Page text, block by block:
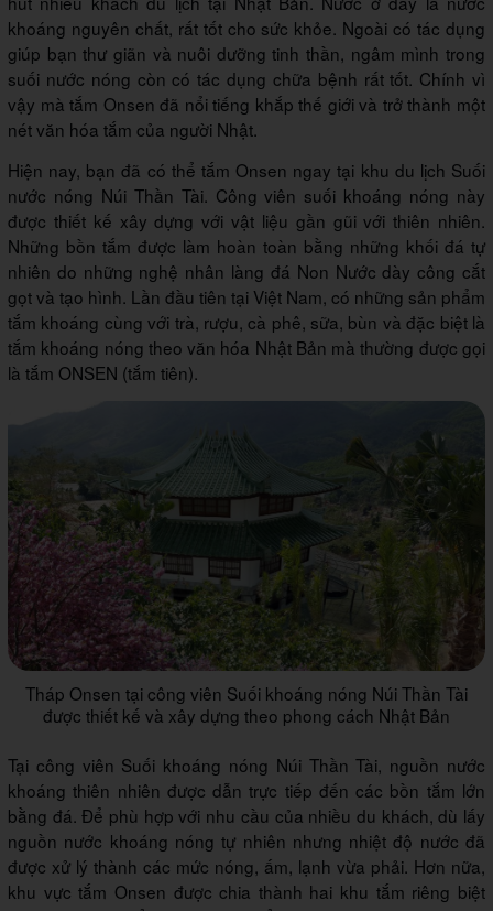
khoáng nguyên chất, rất tốt cho sức khỏe. Ngoài có tác dụng
giúp bạn thư giãn và nuôi dưỡng tinh thần, ngâm mình trong
suối nước nóng còn có tác dụng chữa bệnh rất tốt. Chính vì
vậy mà tắm Onsen đã nổi tiếng khắp thế giới và trở thành một
nét văn hóa tắm của người Nhật.
Hiện nay, bạn đã có thể tắm Onsen ngay tại khu du lịch Suối
nước nóng Núi Thần Tài. Công viên suối khoáng nóng này
được thiết kế xây dựng với vật liệu gần gũi với thiên nhiên.
Những bồn tắm được làm hoàn toàn bằng những khối đá tự
nhiên do những nghệ nhân làng đá Non Nước dày công cắt
gọt và tạo hình. Lần đầu tiên tại Việt Nam, có những sản phẩm
tắm khoáng cùng với trà, rượu, cà phê, sữa, bùn và đặc biệt là
tắm khoáng nóng theo văn hóa Nhật Bản mà thường được gọi
là tắm ONSEN (tắm tiên).
Tháp Onsen tại công viên Suối khoáng nóng Núi Thần Tài
được thiết kế và xây dựng theo phong cách Nhật Bản
Tại công viên Suối khoáng nóng Núi Thần Tài, nguồn nước
khoáng thiên nhiên được dẫn trực tiếp đến các bồn tắm lớn
bằng đá. Để phù hợp với nhu cầu của nhiều du khách, dù lấy
nguồn nước khoáng nóng tự nhiên nhưng nhiệt độ nước đã
được xử lý thành các mức nóng, ấm, lạnh vừa phải. Hơn nữa,
khu vực tắm Onsen được chia thành hai khu tắm riêng biệt